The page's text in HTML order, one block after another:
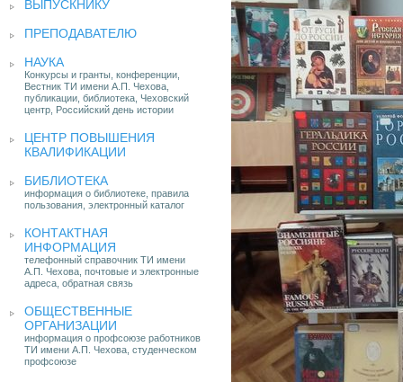
ВЫПУСКНИКУ
ПРЕПОДАВАТЕЛЮ
НАУКА
Конкурсы и гранты, конференции,
Вестник ТИ имени А.П. Чехова,
публикации, библиотека, Чеховский
центр, Российский день истории
ЦЕНТР ПОВЫШЕНИЯ
КВАЛИФИКАЦИИ
БИБЛИОТЕКА
информация о библиотеке, правила
пользования, электронный каталог
КОНТАКТНАЯ
ИНФОРМАЦИЯ
телефонный справочник ТИ имени
А.П. Чехова, почтовые и электронные
адреса, обратная связь
ОБЩЕСТВЕННЫЕ
ОРГАНИЗАЦИИ
информация о профсоюзе работников
ТИ имени А.П. Чехова, студенческом
профсоюзе